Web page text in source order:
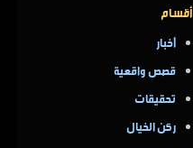
أقسام
أخبار
قصص واقعية
تحقيقات
ركن الخيال